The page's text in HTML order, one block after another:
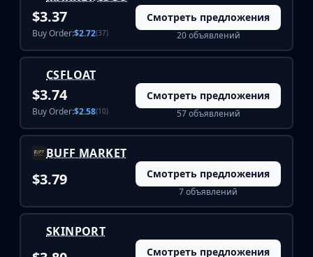
Tradeit
Waxpeer
Haloskins
Lis-Skins
Market.CSGO
White Market
Youpin
iTradeGG
Skinplace
UUSkins
SkinVault
$3.37
Buy Order:$2.72(37)
Смотреть предложения
20 объявлений
CSFLOAT
$3.74
Buy Order:$2.58(10)
Смотреть предложения
57 объявлений
BUFF MARKET
$3.79 Смотреть предложения
7 объявлений
SKINPORT
Смотреть предложения